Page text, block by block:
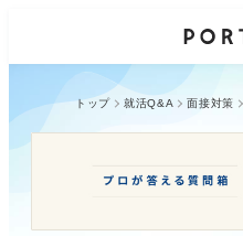
トップ 就活Q&A 面接対策